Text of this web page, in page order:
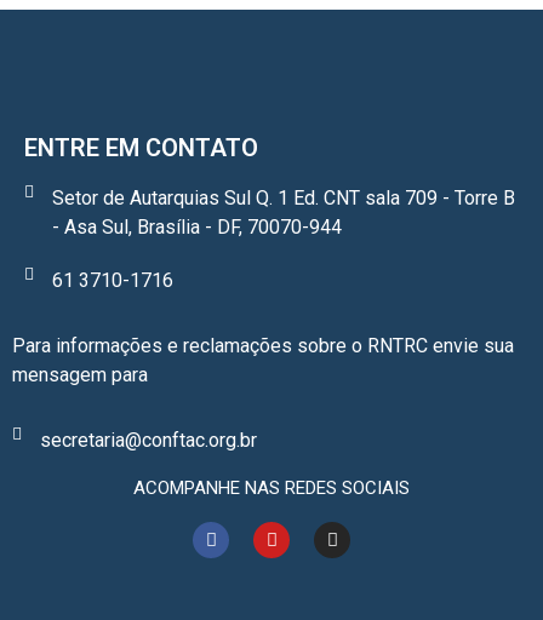
ENTRE EM CONTATO
Setor de Autarquias Sul Q. 1 Ed. CNT sala 709 - Torre B
- Asa Sul, Brasília - DF, 70070-944
61 3710-1716
Para informações e reclamações sobre o RNTRC envie sua
mensagem para
secretaria@conftac.org.br
ACOMPANHE NAS REDES SOCIAIS